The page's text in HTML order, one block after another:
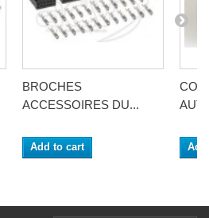
BROCHES
ACCESSOIRES DU...
Add to cart